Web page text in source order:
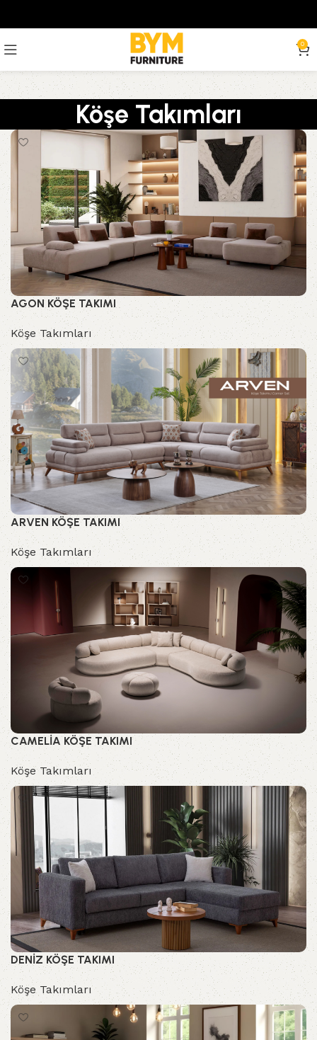
0
Köşe Takımları
AGON KÖŞE TAKIMI
Köşe Takımları
ARVEN KÖŞE TAKIMI
Köşe Takımları
CAMELİA KÖŞE TAKIMI
Köşe Takımları
DENİZ KÖŞE TAKIMI
Köşe Takımları